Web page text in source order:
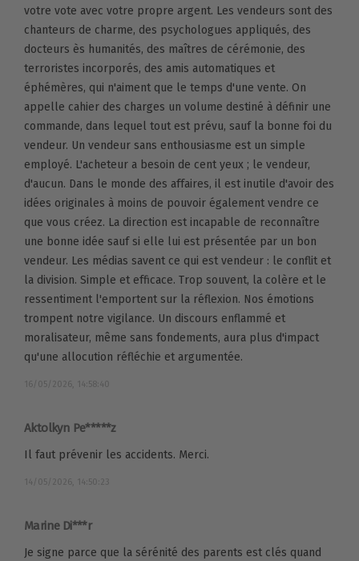
votre vote avec votre propre argent. Les vendeurs sont des
chanteurs de charme, des psychologues appliqués, des
docteurs ès humanités, des maîtres de cérémonie, des
terroristes incorporés, des amis automatiques et
éphémères, qui n'aiment que le temps d'une vente. On
appelle cahier des charges un volume destiné à définir une
commande, dans lequel tout est prévu, sauf la bonne foi du
vendeur. Un vendeur sans enthousiasme est un simple
employé. L'acheteur a besoin de cent yeux ; le vendeur,
d'aucun. Dans le monde des affaires, il est inutile d'avoir des
idées originales à moins de pouvoir également vendre ce
que vous créez. La direction est incapable de reconnaître
une bonne idée sauf si elle lui est présentée par un bon
vendeur. Les médias savent ce qui est vendeur : le conflit et
la division. Simple et efficace. Trop souvent, la colère et le
ressentiment l'emportent sur la réflexion. Nos émotions
trompent notre vigilance. Un discours enflammé et
moralisateur, même sans fondements, aura plus d'impact
qu'une allocution réfléchie et argumentée.
16/05/2026, 14:58:40
Aktolkyn Pe*****z
Il faut prévenir les accidents. Merci.
14/05/2026, 14:50:23
Marine Di***r
Je signe parce que la sérénité des parents est clés quand